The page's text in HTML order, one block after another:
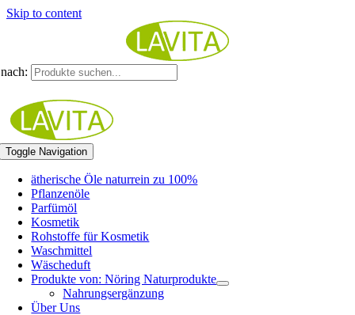
Skip to content
Toggle Navigation
ätherische Öle naturrein zu 100%
Pflanzenöle
Parfümöl
Kosmetik
Rohstoffe für Kosmetik
Waschmittel
Wäscheduft
Produkte von: Nöring Naturprodukte
Nahrungsergänzung
Über Uns